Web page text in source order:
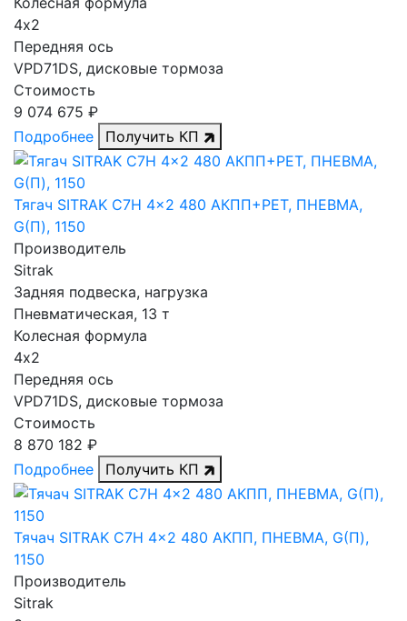
4х2
Передняя ось
VPD71DS, дисковые тормоза
Стоимость
9 074 675 ₽
Подробнее
Получить КП
Тягач SITRAK C7H 4x2 480 АКПП+РЕТ, ПНЕВМА,
G(П), 1150
Производитель
Sitrak
Задняя подвеска, нагрузка
Пневматическая, 13 т
Колесная формула
4х2
Передняя ось
VPD71DS, дисковые тормоза
Стоимость
8 870 182 ₽
Подробнее
Получить КП
Тячач SITRAK C7H 4x2 480 АКПП, ПНЕВМА, G(П),
1150
Производитель
Sitrak